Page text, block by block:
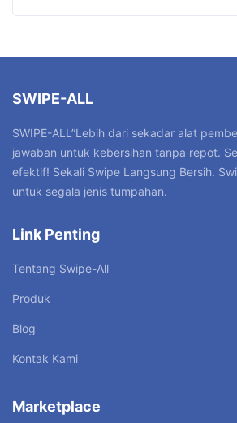
SWIPE-ALL
SWIPE-ALL”Lebih dari sekadar alat
jawaban untuk kebersihan tanpa repot.
efektif! Sekali Swipe Langsung Bersih.
untuk segala jenis tumpahan.
Link Penting
Tentang Swipe-All
Produk
Blog
Kontak Kami
Marketplace